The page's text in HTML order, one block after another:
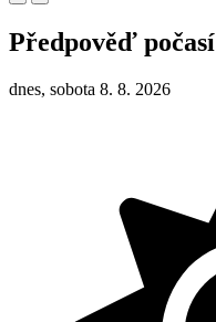
Předpověď počasí
dnes, sobota 8. 8. 2026